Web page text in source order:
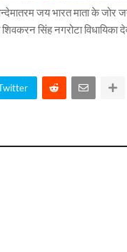
जय भारत माता के जोर
सिंह नगरोटा विधायिका